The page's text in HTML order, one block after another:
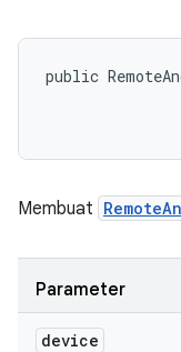
public
Membuat
Parameter
device